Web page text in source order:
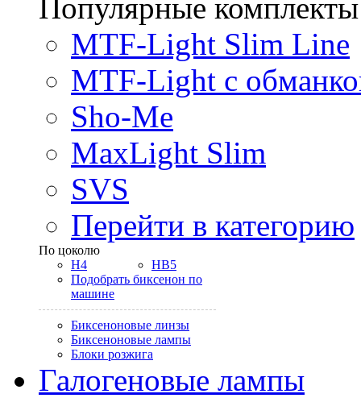
Популярные комплекты
MTF-Light Slim Line
MTF-Light с
Sho-Me
MaxLight Slim
SVS
Перейти в категорию
По цоколю
H4
HB5
Подобрать биксенон по
машине
Биксеноновые линзы
Биксеноновые лампы
Блоки розжига
Галогеновые лампы